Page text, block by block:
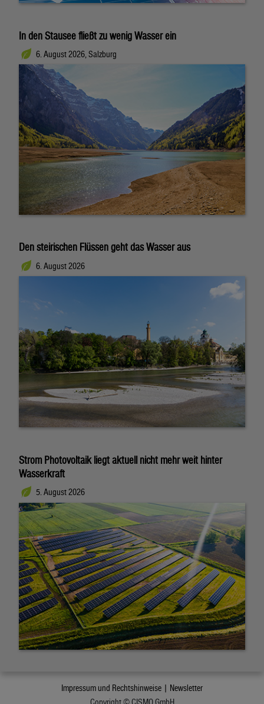
In den Stausee fließt zu wenig Wasser ein
6. August 2026, Salzburg
Den steirischen Flüssen geht das Wasser aus
6. August 2026
Strom Photovoltaik liegt aktuell nicht mehr weit hinter
Wasserkraft
5. August 2026
Impressum und Rechtshinweise | Newsletter